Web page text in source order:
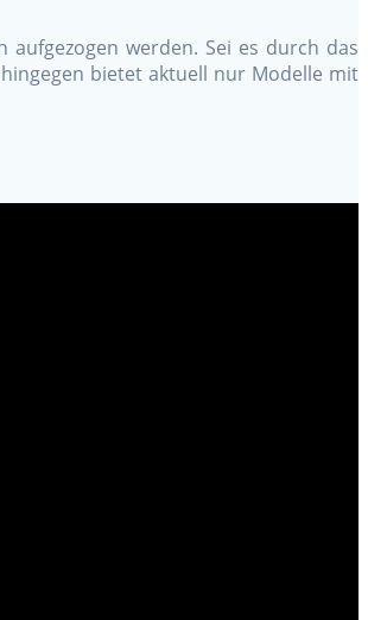
werden. Sei es durch das
bietet aktuell nur Modelle mit